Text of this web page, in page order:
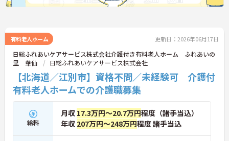
有料老人ホーム 更新日：2026年06月17日
日総ふれあいケアサービス株式会社介護付き有料老人ホーム ふれあいの
里 華仙
日総ふれあいケアサービス株式会社
【北海道／江別市】資格不問／未経験可 介護付
有料老人ホームでの介護職募集
給料
月収 17.3万円～20.7万円程度（諸手当込）
年収 207万円～248万円程度 諸手当込